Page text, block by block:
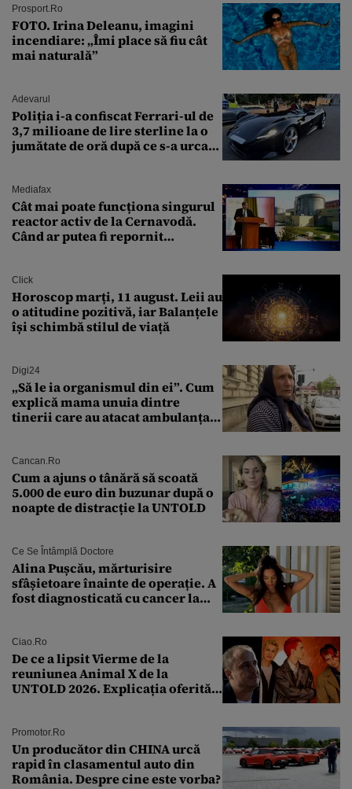
Transfăgărășan
Prosport.ro
FOTO. Irina Deleanu, imagini
incendiare: „Îmi place să fiu cât
mai naturală”
Adevarul
Poliția i-a confiscat Ferrari-ul de
3,7 milioane de lire sterline la o
jumătate de oră după ce s-a urcat
Mediafax
Cât mai poate funcționa singurul
reactor activ de la Cernavodă.
Când ar putea fi repornit
Click
Horoscop marți, 11 august. Leii au
o atitudine pozitivă, iar Balanțele
își schimbă stilul de viață
Digi24
„Să le ia organismul din ei”. Cum
explică mama unuia dintre
tinerii care au atacat ambulanța
Cancan.ro
Cum a ajuns o tânără să scoată
5.000 de euro din buzunar după o
noapte de distracție la UNTOLD
Ce Se Întâmplă Doctore
Alina Pușcău, mărturisire
sfâșietoare înainte de operație. A
fost diagnosticată cu cancer la
îmi salvez viața”
Ciao.ro
De ce a lipsit Vierme de la
reuniunea Animal X de la
UNTOLD 2026. Explicația oferită
Promotor.ro
Un producător din CHINA urcă
rapid în clasamentul auto din
România. Despre cine este vorba?